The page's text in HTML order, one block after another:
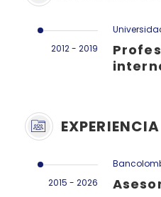
2012 - 2019
EXPERIENCIA
2015 - 2026